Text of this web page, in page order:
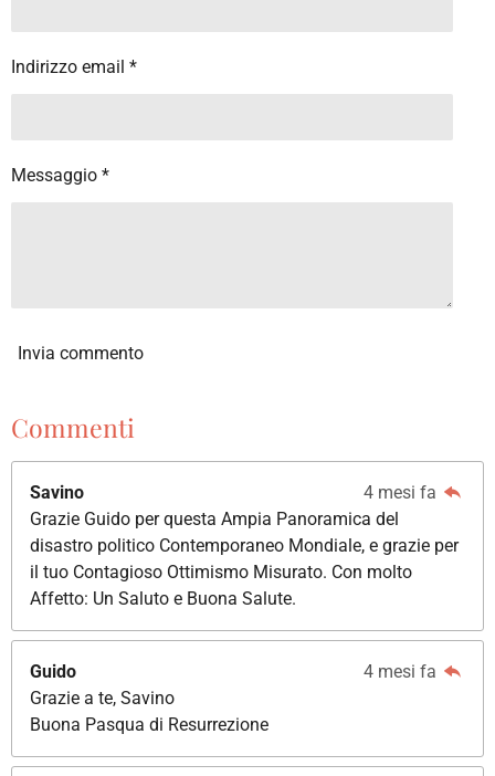
Indirizzo email *
Messaggio *
Invia commento
Commenti
Savino
4 mesi fa
Grazie Guido per questa Ampia Panoramica del
disastro politico Contemporaneo Mondiale, e grazie per
il tuo Contagioso Ottimismo Misurato. Con molto
Affetto: Un Saluto e Buona Salute.
Guido
4 mesi fa
Grazie a te, Savino
Buona Pasqua di Resurrezione